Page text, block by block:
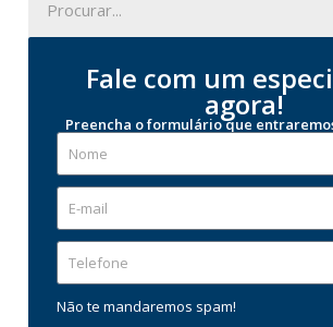
Fale com um
agora!
Preencha o formulário que
Não te mandaremos spam!